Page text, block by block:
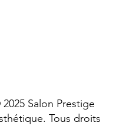
Salon Prestige
Tous droits